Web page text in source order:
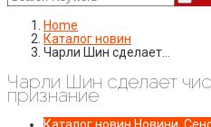
Home
Каталог новин
Чарли Шин сделает…
Чарли Шин сделает
признание
Каталог новин Новини,